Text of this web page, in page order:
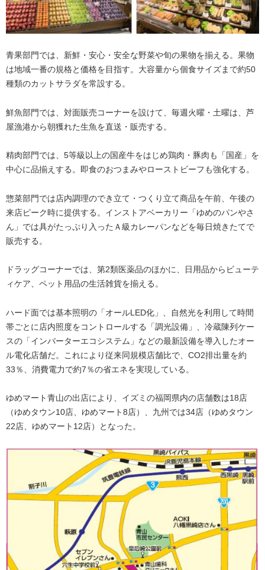
青果部門では、新鮮・安心・安全な野菜や旬の果物を揃える。果物
は地域一番の規格と価格を目指す。大容量から個食サイズまで約50
種類のカットサラダを常設する。
鮮魚部門では、対面販売コーナーを設けて、毎週火曜・土曜は、芦
屋漁港から朝獲れた生魚を直送・販売する。
精肉部門では、5等級以上の国産牛をはじめ鶏肉・豚肉も「国産」を
中心に品揃えする。即食のおつまみやローストビーフも強化する。
惣菜部門では店内調理のでき立て・つくり立て商品を午前、午後の
来店ピーク時に提供する。インストアベーカリー「ゆめのパンやさ
ん」では具がたっぷり入ったＡ級カレーパンなどを毎日焼きたてで
販売する。
ドラッグコーナーでは、第2類医薬品のほかに、日用品からビューテ
ィケア、ペット用品の生活雑貨を揃える。
ハード面では基本照明の「オールLED化」、自然光を利用して時間
帯ごとに店内照度をコントロールする「調光設備」、冷蔵陳列ケー
スの「インバーターエコシステム」などの最新設備を導入したオー
ル電化店舗だ。これにより従来同規模店舗比で、CO2排出量を約
33％、消費電力で約7％の省エネを実現している。
ゆめマート青山の出店により、イズミの福岡県内の店舗数は18店
（ゆめタウン10店、ゆめマート8店）、九州では34店（ゆめタウン
22店、ゆめマート12店）となった。